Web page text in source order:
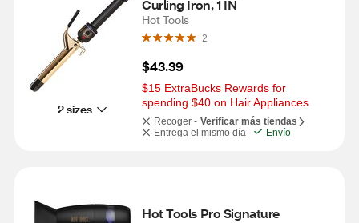
2 sizes
Curling Iron, 1 IN
Hot Tools
2
$43.39
$15 ExtraBucks Rewards for
spending $40 on Hair Appliances
Recoger - Verificar más tiendas
Entrega el mismo día
Envío
Hot Tools Pro Signature